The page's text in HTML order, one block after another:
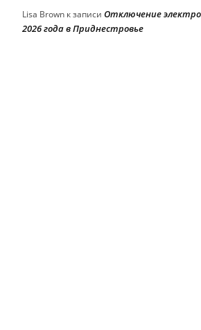
Lisa Brown к записи Отключение
2026 года в Приднестровье